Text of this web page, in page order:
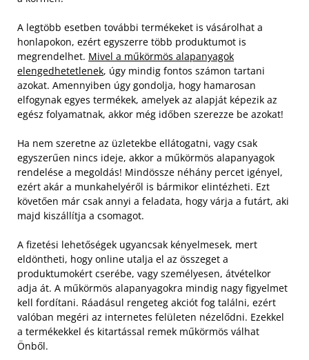
A legtöbb esetben további termékeket is vásárolhat a
honlapokon, ezért egyszerre több produktumot is
megrendelhet. Mivel a műkörmös alapanyagok
elengedhetetlenek, úgy mindig fontos számon tartani
azokat. Amennyiben úgy gondolja, hogy hamarosan
elfogynak egyes termékek, amelyek az alapját képezik az
egész folyamatnak, akkor még időben szerezze be azokat!
Ha nem szeretne az üzletekbe ellátogatni, vagy csak
egyszerűen nincs ideje, akkor a műkörmös alapanyagok
rendelése a megoldás! Mindössze néhány percet igényel,
ezért akár a munkahelyéről is bármikor elintézheti. Ezt
követően már csak annyi a feladata, hogy várja a futárt, aki
majd kiszállítja a csomagot.
A fizetési lehetőségek ugyancsak kényelmesek, mert
eldöntheti, hogy online utalja el az összeget a
produktumokért cserébe, vagy személyesen, átvételkor
adja át. A műkörmös alapanyagokra mindig nagy figyelmet
kell fordítani. Ráadásul rengeteg akciót fog találni, ezért
valóban megéri az internetes felületen nézelődni. Ezekkel
a termékekkel és kitartással remek műkörmös válhat
Önből.